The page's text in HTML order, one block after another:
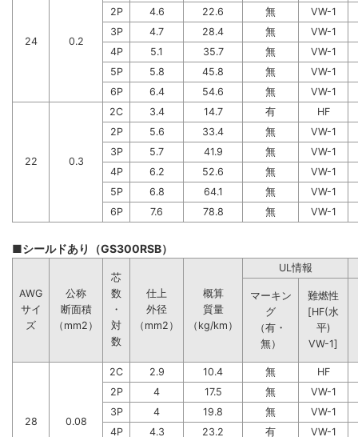
24 0.2
2P
4.6 22.6 無
VW-1
3P
4.7 28.4 無
VW-1
4P
5.1 35.7 無
VW-1
5P
5.8 45.8 無
VW-1
6P
6.4 54.6 無 VW-1
22 0.3
2C 3.4 14.7 有
HF
2P
5.6 33.4 無
VW-1
3P
5.7 41.9 無
VW-1
4P
6.2 52.6 無
VW-1
5P
6.8 64.1 無
VW-1
6P
7.6 78.8 無 VW-1
■シールドあり（GS300RSB）
AWG
サイ
ズ
公称
断面積
（mm2）
芯
数
・
対
数
仕上
外径
（mm2）
概算
質量
（kg/km）
UL情報
マーキン
グ
（有・
無）
難燃性
[HF(水
平)
VW-1]
28 0.08
2C 2.9 10.4 無
HF
2P
4 17.5 無
VW-1
3P
4 19.8 無
VW-1
4P
4.3 23.2 有
VW-1